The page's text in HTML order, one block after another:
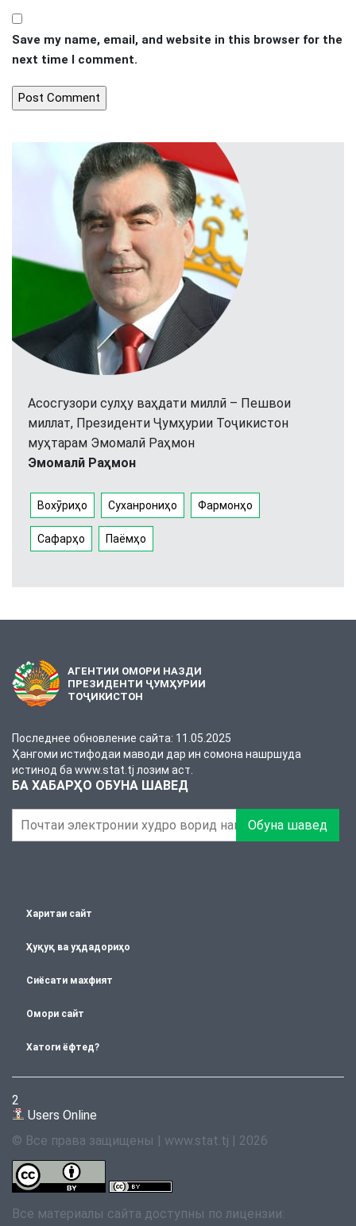
Save my name, email, and website in this browser for the
next time I comment.
Асосгузори сулҳу ваҳдати миллӣ – Пешвои
миллат, Президенти Ҷумҳурии Тоҷикистон
муҳтарам Эмомалӣ Раҳмон
Эмомалӣ Раҳмон
Вохӯриҳо Суханрониҳо Фармонҳо
Сафарҳо Паёмҳо
АГЕНТИИ ОМОРИ НАЗДИ
ПРЕЗИДЕНТИ ҶУМҲУРИИ
ТОҶИКИСТОН
Последнее обновление сайта: 11.05.2025
Ҳангоми истифодаи маводи дар ин сомона нашршуда
истинод ба www.stat.tj лозим аст.
БА ХАБАРҲО ОБУНА ШАВЕД
Обуна шавед
Харитаи сайт
Ҳуқуқ ва уҳдадориҳо
Сиёсати махфият
Омори сайт
Хатоги ёфтед?
2
Users Online
© Все права защищены | www.stat.tj | 2026
Все материалы сайта доступны по лицензии: